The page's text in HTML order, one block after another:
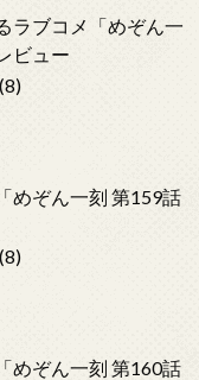
ラブコメ「めぞん一
ビュー
(8)
めぞん一刻 第159話
(8)
めぞん一刻 第160話